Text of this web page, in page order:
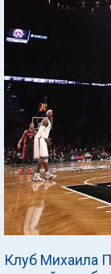
Клуб Михаила